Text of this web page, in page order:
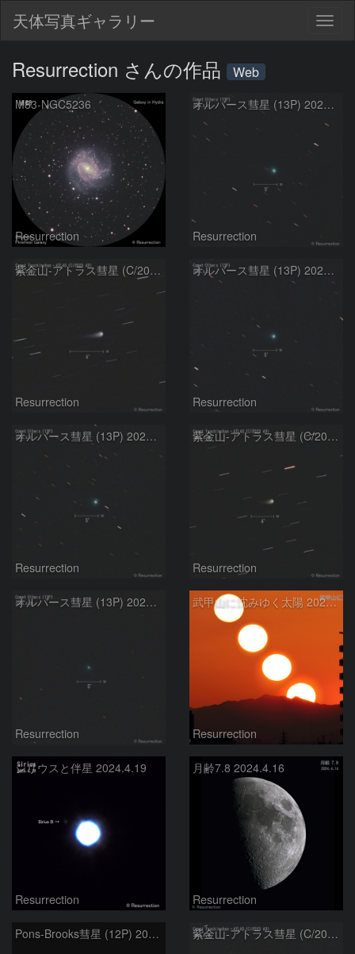
天体写真ギャラリー
Resurrection さんの作品 Web
M83-NGC5236
Resurrection
オルバース彗星 (13P) 2024.5.4
Resurrection
紫金山-アトラス彗星 (C/2023 A3) 2024.5.3
Resurrection
オルバース彗星 (13P) 2024.5.3
Resurrection
オルバース彗星 (13P) 2024.5.2
Resurrection
紫金山-アトラス彗星 (C/2023 A3) 2024.4.28
Resurrection
オルバース彗星 (13P) 2024.4.25
Resurrection
武甲山に沈みゆく太陽 2024.4.25
Resurrection
シリウスと伴星 2024.4.19
Resurrection
月齢7.8 2024.4.16
Resurrection
Pons-Brooks彗星 (12P) 2024.4.16 紫金山-アトラス彗星 (C/2023 A3) 2024.4.16